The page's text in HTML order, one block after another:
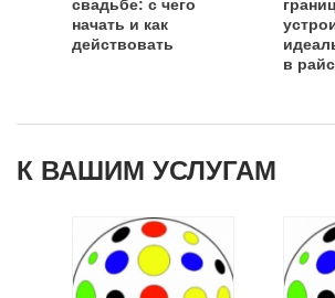
свадьбе: с чего
начать и как
действовать
в
К ВАШИМ УСЛУГАМ